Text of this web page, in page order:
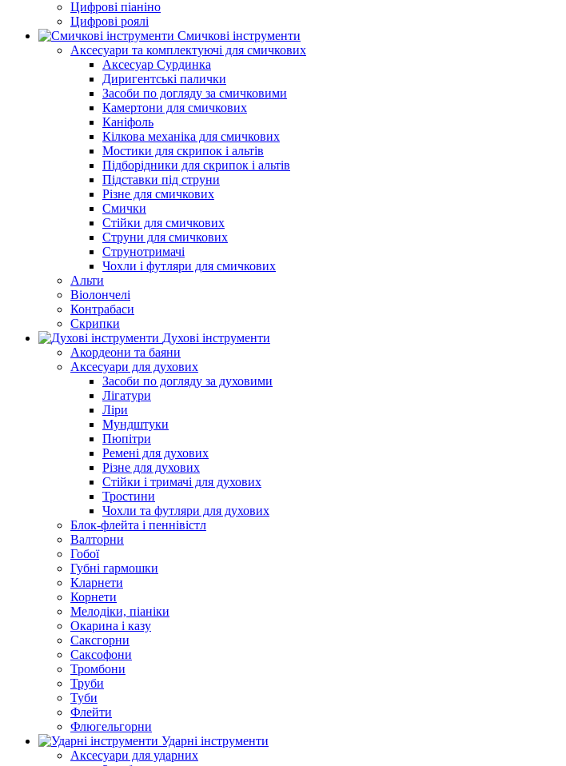
Цифрові піаніно
Цифрові роялі
Смичкові інструменти
Аксесуари та комплектуючі для смичкових
Аксесуар Сурдинка
Диригентські палички
Засоби по догляду за смичковими
Камертони для смичкових
Каніфоль
Кілкова механіка для смичкових
Мостики для скрипок і альтів
Підборiдники для скрипок і альтів
Підставки під струни
Різне для смичкових
Смички
Стійки для смичкових
Струни для смичкових
Струнотримачі
Чохли і футляри для смичкових
Альти
Віолончелі
Контрабаси
Скрипки
Духові інструменти
Акордеони та баяни
Аксесуари для духових
Засоби по догляду за духовими
Лігатури
Ліри
Мундштуки
Пюпітри
Ремені для духових
Різне для духових
Стійки і тримачі для духових
Тростини
Чохли та футляри для духових
Блок-флейта і пеннівістл
Валторни
Гобої
Губні гармошки
Кларнети
Корнети
Мелодіки, піаніки
Окарина і казу
Саксгорни
Саксофони
Тромбони
Труби
Туби
Флейти
Флюгельгорни
Ударні інструменти
Аксесуари для ударних